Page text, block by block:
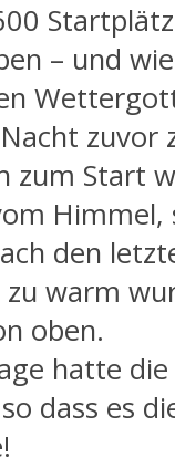
– und
zuvor
zum Start
Himmel,
den
warm
oben.
hatte die
dass es